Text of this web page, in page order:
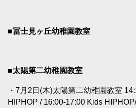
■冨士見ヶ丘幼稚園教室
■太陽第二幼稚園教室
・7月2日(木)太陽第二幼稚園教室
HIPHOP / 16:00-17:00 Kids